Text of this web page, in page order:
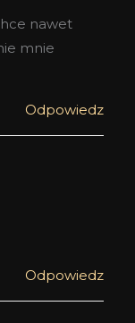
nawet
mnie
Odpowiedz
Odpowiedz